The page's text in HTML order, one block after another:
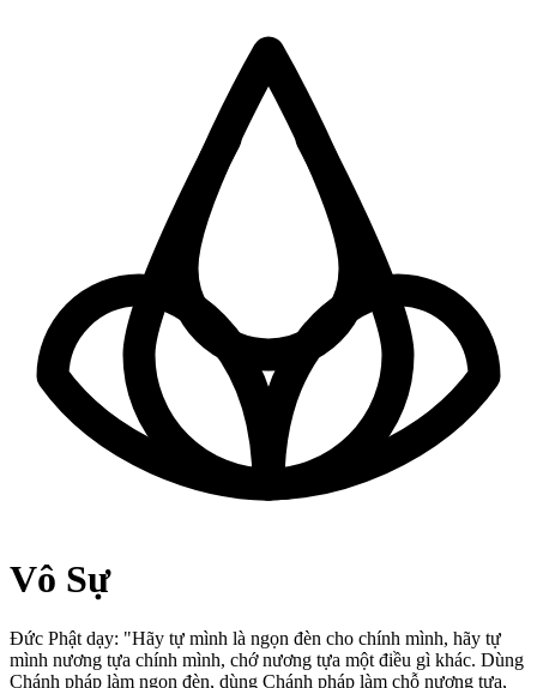
Vô Sự
Đức Phật dạy: "Hãy tự mình là ngọn đèn cho chính mình, hãy tự
mình nương tựa chính mình, chớ nương tựa một điều gì khác. Dùng
Chánh pháp làm ngọn đèn, dùng Chánh pháp làm chỗ nương tựa,